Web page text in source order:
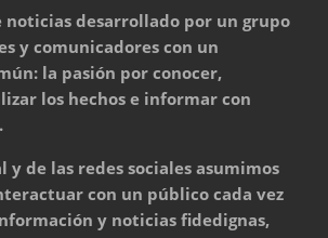
noticias desarrollado por un grupo
y comunicadores con un
la pasión por conocer,
los hechos e informar con
y de las redes sociales asumimos
con un público cada vez
y noticias fidedignas,